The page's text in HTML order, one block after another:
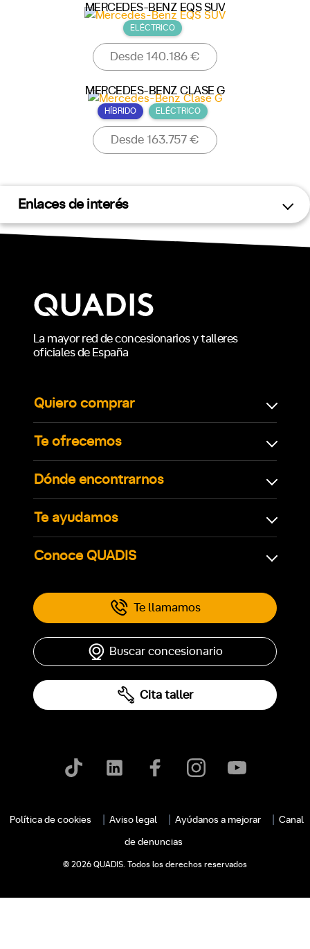
MERCEDES-BENZ EQS SUV
ELÉCTRICO
Desde 140.186 €
MERCEDES-BENZ CLASE G
HÍBRIDO ELÉCTRICO
Desde 163.757 €
Enlaces de interés
La mayor red de concesionarios y talleres
oficiales de España
Quiero comprar
Te ofrecemos
Dónde encontrarnos
Te ayudamos
Conoce QUADIS
Te llamamos
Buscar concesionario
Cita taller
Política de cookies Aviso legal Ayúdanos a mejorar Canal
de denuncias
© 2026 QUADIS. Todos los derechos reservados